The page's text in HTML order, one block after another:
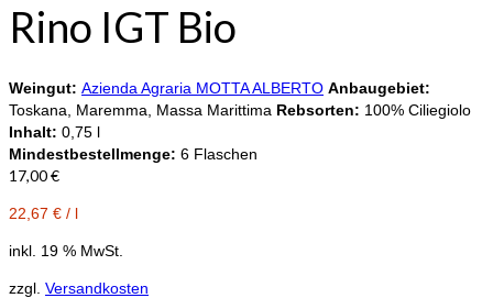
Rino IGT Bio
Weingut: Azienda Agraria MOTTA ALBERTO Anbaugebiet:
Toskana, Maremma, Massa Marittima Rebsorten: 100% Ciliegiolo
Inhalt: 0,75 l
Mindestbestellmenge: 6 Flaschen
17,00€
22,67 € / l
inkl. 19 % MwSt.
zzgl. Versandkosten